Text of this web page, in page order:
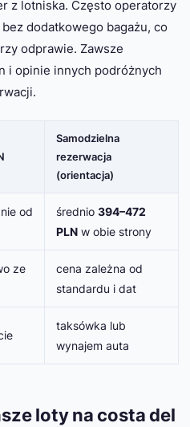
z lotniska. Często operatorzy
dodatkowego bagażu, co
odprawie. Zawsze
i opinie innych podróżnych
Samodzielna
rezerwacja
(orientacja)
od
średnio 394–472
PLN w obie strony
ze
cena zależna od
standardu i dat
taksówka lub
wynajem auta
loty na costa del